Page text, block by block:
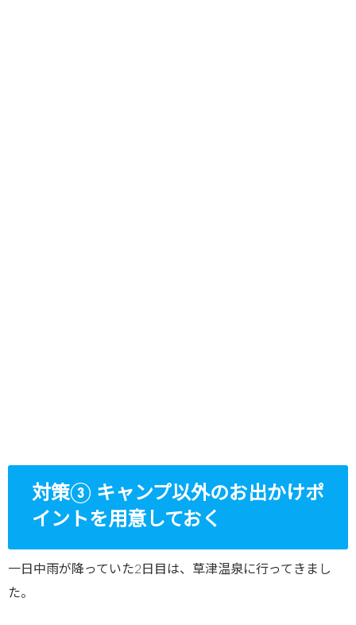
対策③ キャンプ以外のお出かけポ
イントを用意しておく
一日中雨が降っていた2日目は、草津温泉に行ってきまし
た。